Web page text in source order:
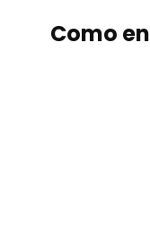
Como